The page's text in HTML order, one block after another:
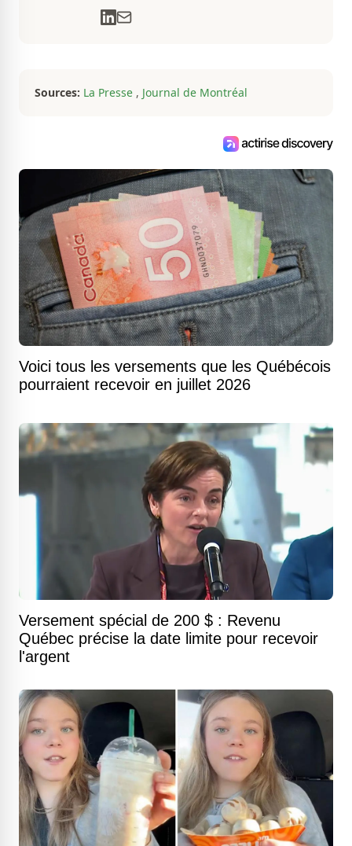
communications depuis près de deux
Sources: La Presse , Journal de Montréal
Voici tous les versements que les Québécois
pourraient recevoir en juillet 2026
Versement spécial de 200 $ : Revenu
Québec précise la date limite pour recevoir
l'argent